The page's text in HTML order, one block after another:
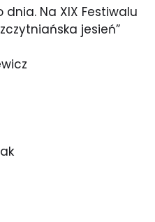
dnia. Na XIX Festiwalu
jesień”